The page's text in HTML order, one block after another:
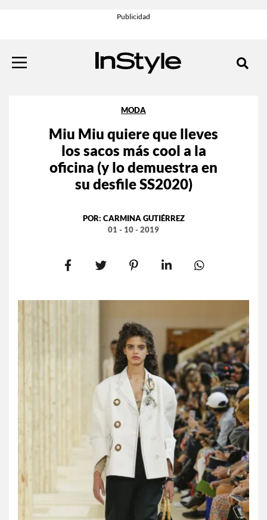
MODA
Miu Miu quiere que lleves
los sacos más cool a la
oficina (y lo demuestra en
su desfile SS2020)
POR: CARMINA GUTIÉRREZ
01 - 10 - 2019